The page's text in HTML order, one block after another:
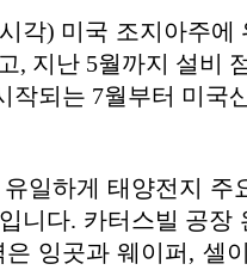
각) 미국 조지아주에
, 지난 5월까지 설비
작되는 7월부터 미국
일하게 태양전지 주
니다. 카터스빌 공장
잉곳과 웨이퍼, 셀